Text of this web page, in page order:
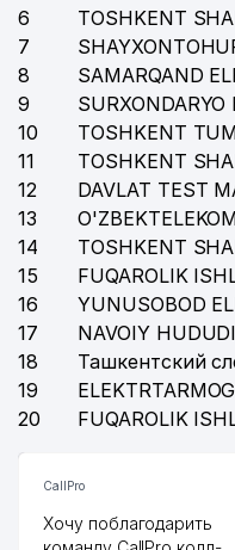
VET-PROFI
6
TOSHKENT
7
8
SAMARQAND
9
10
TOSHKENT
11
TOSHKENT
12
DAVLAT TEST
13
14
TOSHKENT
15
FUQAROLIK
16
YUNUSOBOD
17
NAVOIY
18
Ташкентский
19
20
FUQAROLIK
CallPro
Хочу поблагодарить